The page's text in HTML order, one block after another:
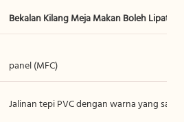
Bekalan Kilang Meja Makan Boleh Lipat
panel (MFC)
Jalinan tepi PVC dengan warna yang